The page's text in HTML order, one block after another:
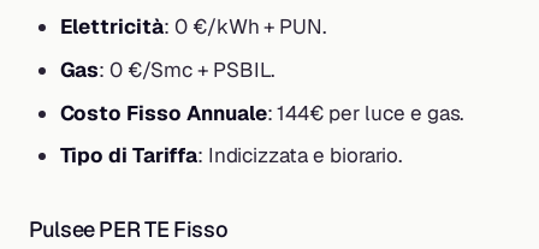
Elettricità: 0 €/kWh + PUN.
Gas: 0 €/Smc + PSBIL.
Costo Fisso Annuale: 144€ per luce e gas.
Tipo di Tariffa: Indicizzata e biorario.
Pulsee PER TE Fisso